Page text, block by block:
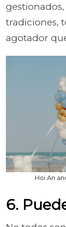
gestionados,
tradiciones,
agotador
Hoi An
6.